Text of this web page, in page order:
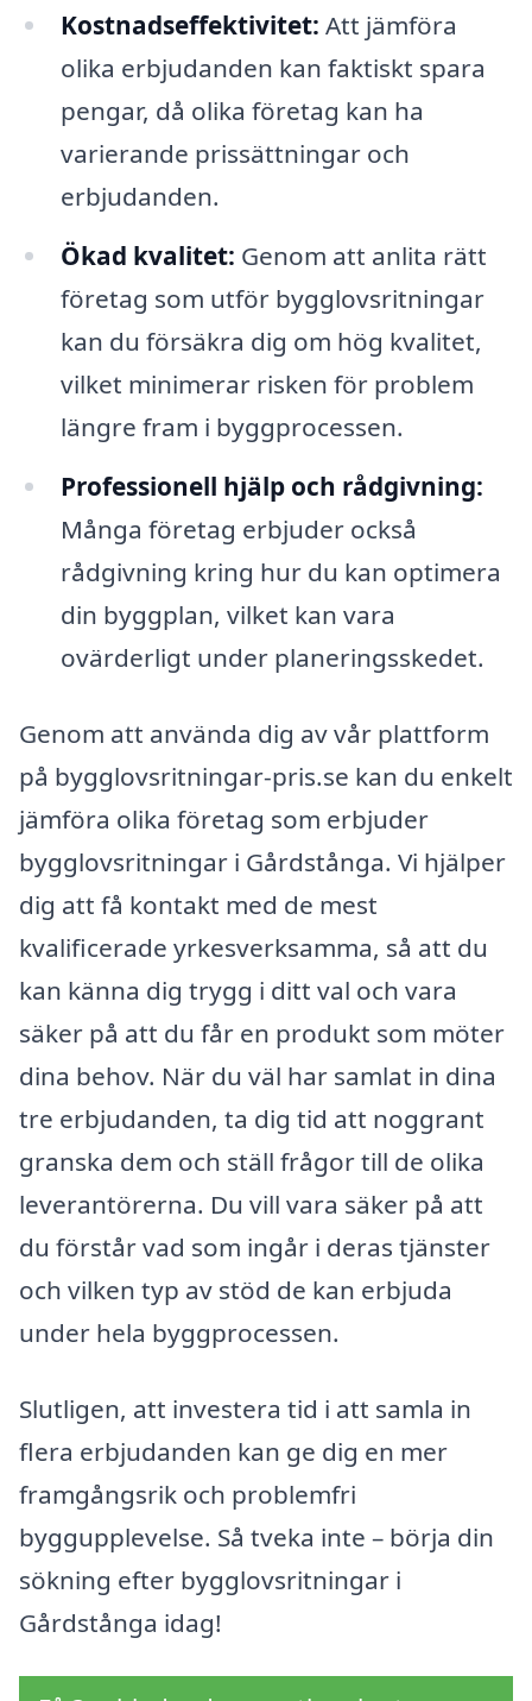
Kostnadseffektivitet: Att jämföra
olika erbjudanden kan faktiskt spara
pengar, då olika företag kan ha
varierande prissättningar och
erbjudanden.
Ökad kvalitet: Genom att anlita rätt
företag som utför bygglovsritningar
kan du försäkra dig om hög kvalitet,
vilket minimerar risken för problem
längre fram i byggprocessen.
Professionell hjälp och rådgivning:
Många företag erbjuder också
rådgivning kring hur du kan optimera
din byggplan, vilket kan vara
ovärderligt under planeringsskedet.
Genom att använda dig av vår plattform
på bygglovsritningar-pris.se kan du enkelt
jämföra olika företag som erbjuder
bygglovsritningar i Gårdstånga. Vi hjälper
dig att få kontakt med de mest
kvalificerade yrkesverksamma, så att du
kan känna dig trygg i ditt val och vara
säker på att du får en produkt som möter
dina behov. När du väl har samlat in dina
tre erbjudanden, ta dig tid att noggrant
granska dem och ställ frågor till de olika
leverantörerna. Du vill vara säker på att
du förstår vad som ingår i deras tjänster
och vilken typ av stöd de kan erbjuda
under hela byggprocessen.
Slutligen, att investera tid i att samla in
flera erbjudanden kan ge dig en mer
framgångsrik och problemfri
byggupplevelse. Så tveka inte – börja din
sökning efter bygglovsritningar i
Gårdstånga idag!